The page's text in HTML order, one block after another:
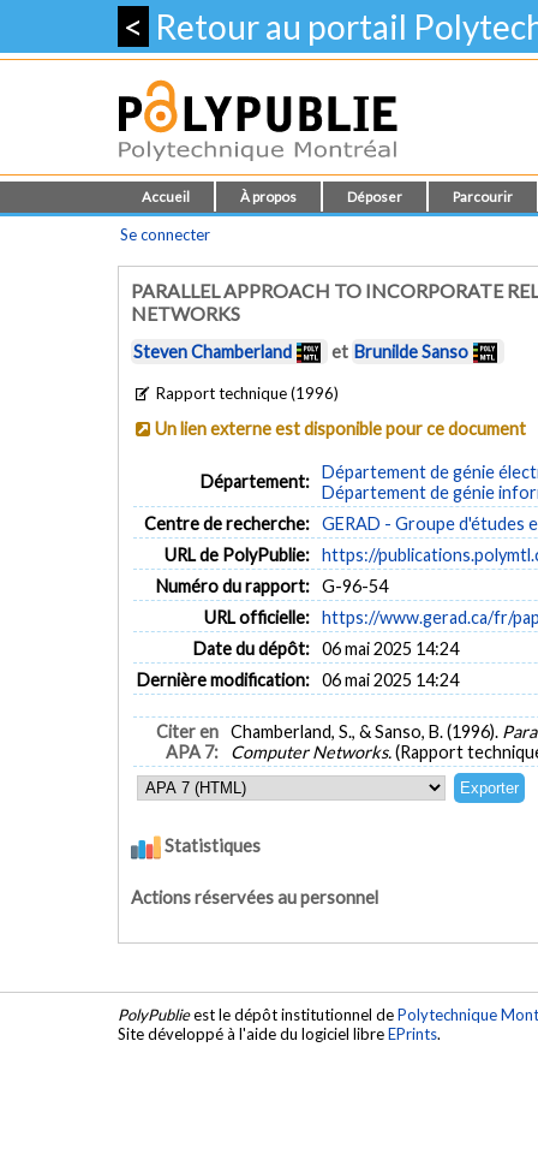
< Retour au portail
Accueil À propos Déposer Parcourir
Se connecter
PARALLEL APPROACH TO INCORPORATE
NETWORKS
Steven Chamberland et Brunilde Sanso
Rapport technique (1996)
Un lien externe est disponible pour ce document
Département: Département de génie
Département de génie
Centre de recherche: GERAD - Groupe d'études
URL de PolyPublie: https://
Numéro du rapport: G-96-54
URL officielle: https://www.gerad.ca/fr/
Date du dépôt: 06 mai 2025 14:24
Dernière modification: 06 mai 2025 14:24
Citer en
APA 7:
Chamberland, S., & Sanso, B. (1996).
Computer Networks.(Rapport
Statistiques
Actions réservées au personnel
PolyPublieest le dépôt institutionnel dePolytechnique
Site développé à l'aide du logiciel libreEPrints.